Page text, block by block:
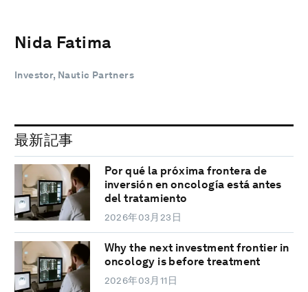
Nida Fatima
Investor, Nautic Partners
最新記事
Por qué la próxima frontera de
inversión en oncología está antes
del tratamiento
2026年03月23日
Why the next investment frontier in
oncology is before treatment
2026年03月11日